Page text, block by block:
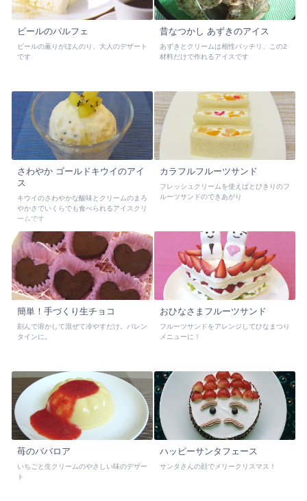
ビールのパルフェ
ビールの薫りがほんのり、大人のデザート
です
昔なつかし あずきのアイス
あずきとクリームは相性バッチリ、この2
材料だけで作れるアイスです
さわやか ゴールドキウイのアイ
ス
キウイのさわやかな酸味とクリームのまろ
やかさでいくらでも食べられるアイスクリ
ームです
カラフルフルーツサンド
フレッシュクリームを使えばとびきりのフ
ルーツサンドのできあがり
簡単！手づくり生チョコ
刻んで溶かして混ぜて冷やすだけ。バレン
タインに。
おひなさまフルーツサンド
フルーツサンドをアレンジしてひなまつり
メニューに！
苺のババロア
いちごと生クリームのやさしい味のデザー
ト
ハッピーサンタフェース
サンタさんの顔でメリークリスマス！